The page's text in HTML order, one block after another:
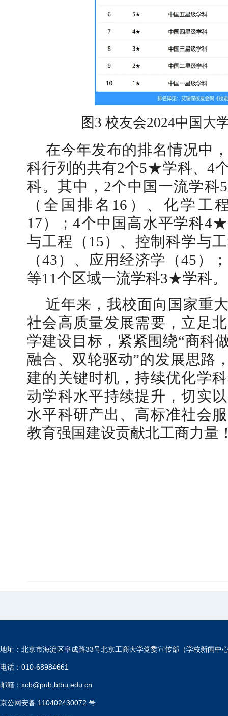
图3 校友会2024中国大
在今年发布的排名情况中
科行列的共有2个5★学科、4
科。其中，2个中国一流学
（全国排名16）、化学工
17）；4个中国高水平学科
与工程（15）、控制科学与
（43）、应用经济学（45）
等11个区域一流学科3★学科。
近年来，我校面向国家重
社会高质量发展需要，立足
学建设目标，紧紧围绕“商科
融合、双轮驱动”的发展思路
建的关键时机，持续优化学
动学科水平持续提升，切实
水平科研产出、高标准社会
教育强国建设贡献北工商力量
地址：北京市海淀区阜成路33号北京工商大学党委宣传部（学校新闻中
电话：010-68984661
邮箱：xcb@pub.btbu.edu.cn
京公网安备 110402430072 号